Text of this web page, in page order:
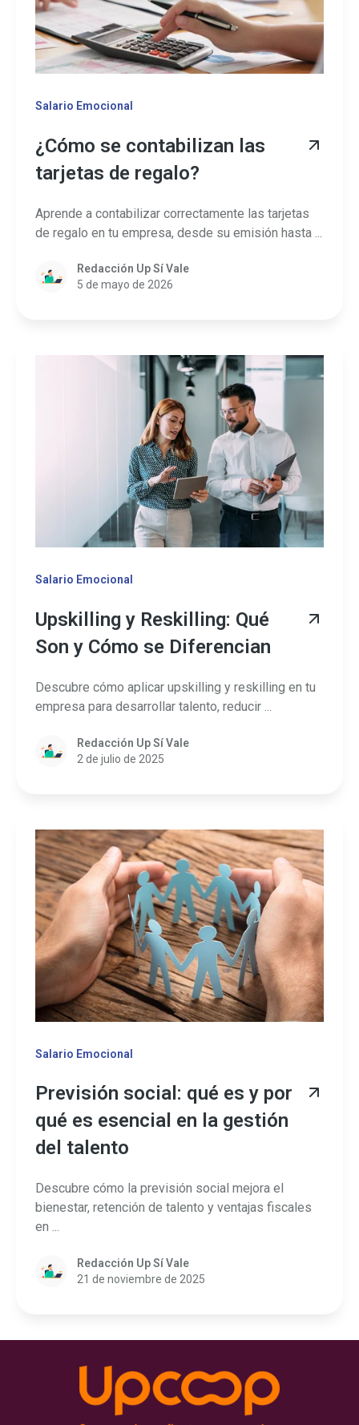
Salario Emocional
¿Cómo se contabilizan las
tarjetas de regalo?
Aprende a contabilizar correctamente las tarjetas
de regalo en tu empresa, desde su emisión hasta ...
Redacción Up Sí Vale
5 de mayo de 2026
Salario Emocional
Upskilling y Reskilling: Qué
Son y Cómo se Diferencian
Descubre cómo aplicar upskilling y reskilling en tu
empresa para desarrollar talento, reducir ...
Redacción Up Sí Vale
2 de julio de 2025
Salario Emocional
Previsión social: qué es y por
qué es esencial en la gestión
del talento
Descubre cómo la previsión social mejora el
bienestar, retención de talento y ventajas fiscales
en ...
Redacción Up Sí Vale
21 de noviembre de 2025